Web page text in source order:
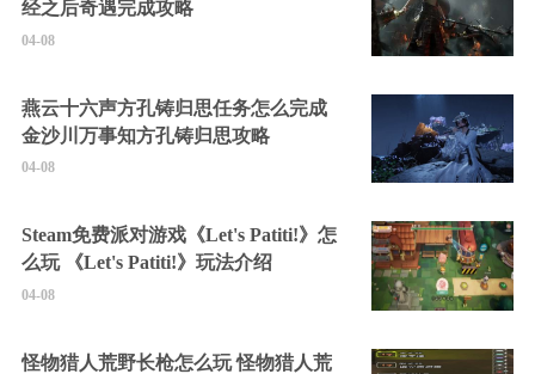
经之后奇遇完成攻略
04-08
燕云十六声方孔铸归思任务怎么完成
金沙川万事知方孔铸归思攻略
04-08
Steam免费派对游戏《Let's Patiti!》怎
么玩 《Let's Patiti!》玩法介绍
04-08
怪物猎人荒野长枪怎么玩 怪物猎人荒